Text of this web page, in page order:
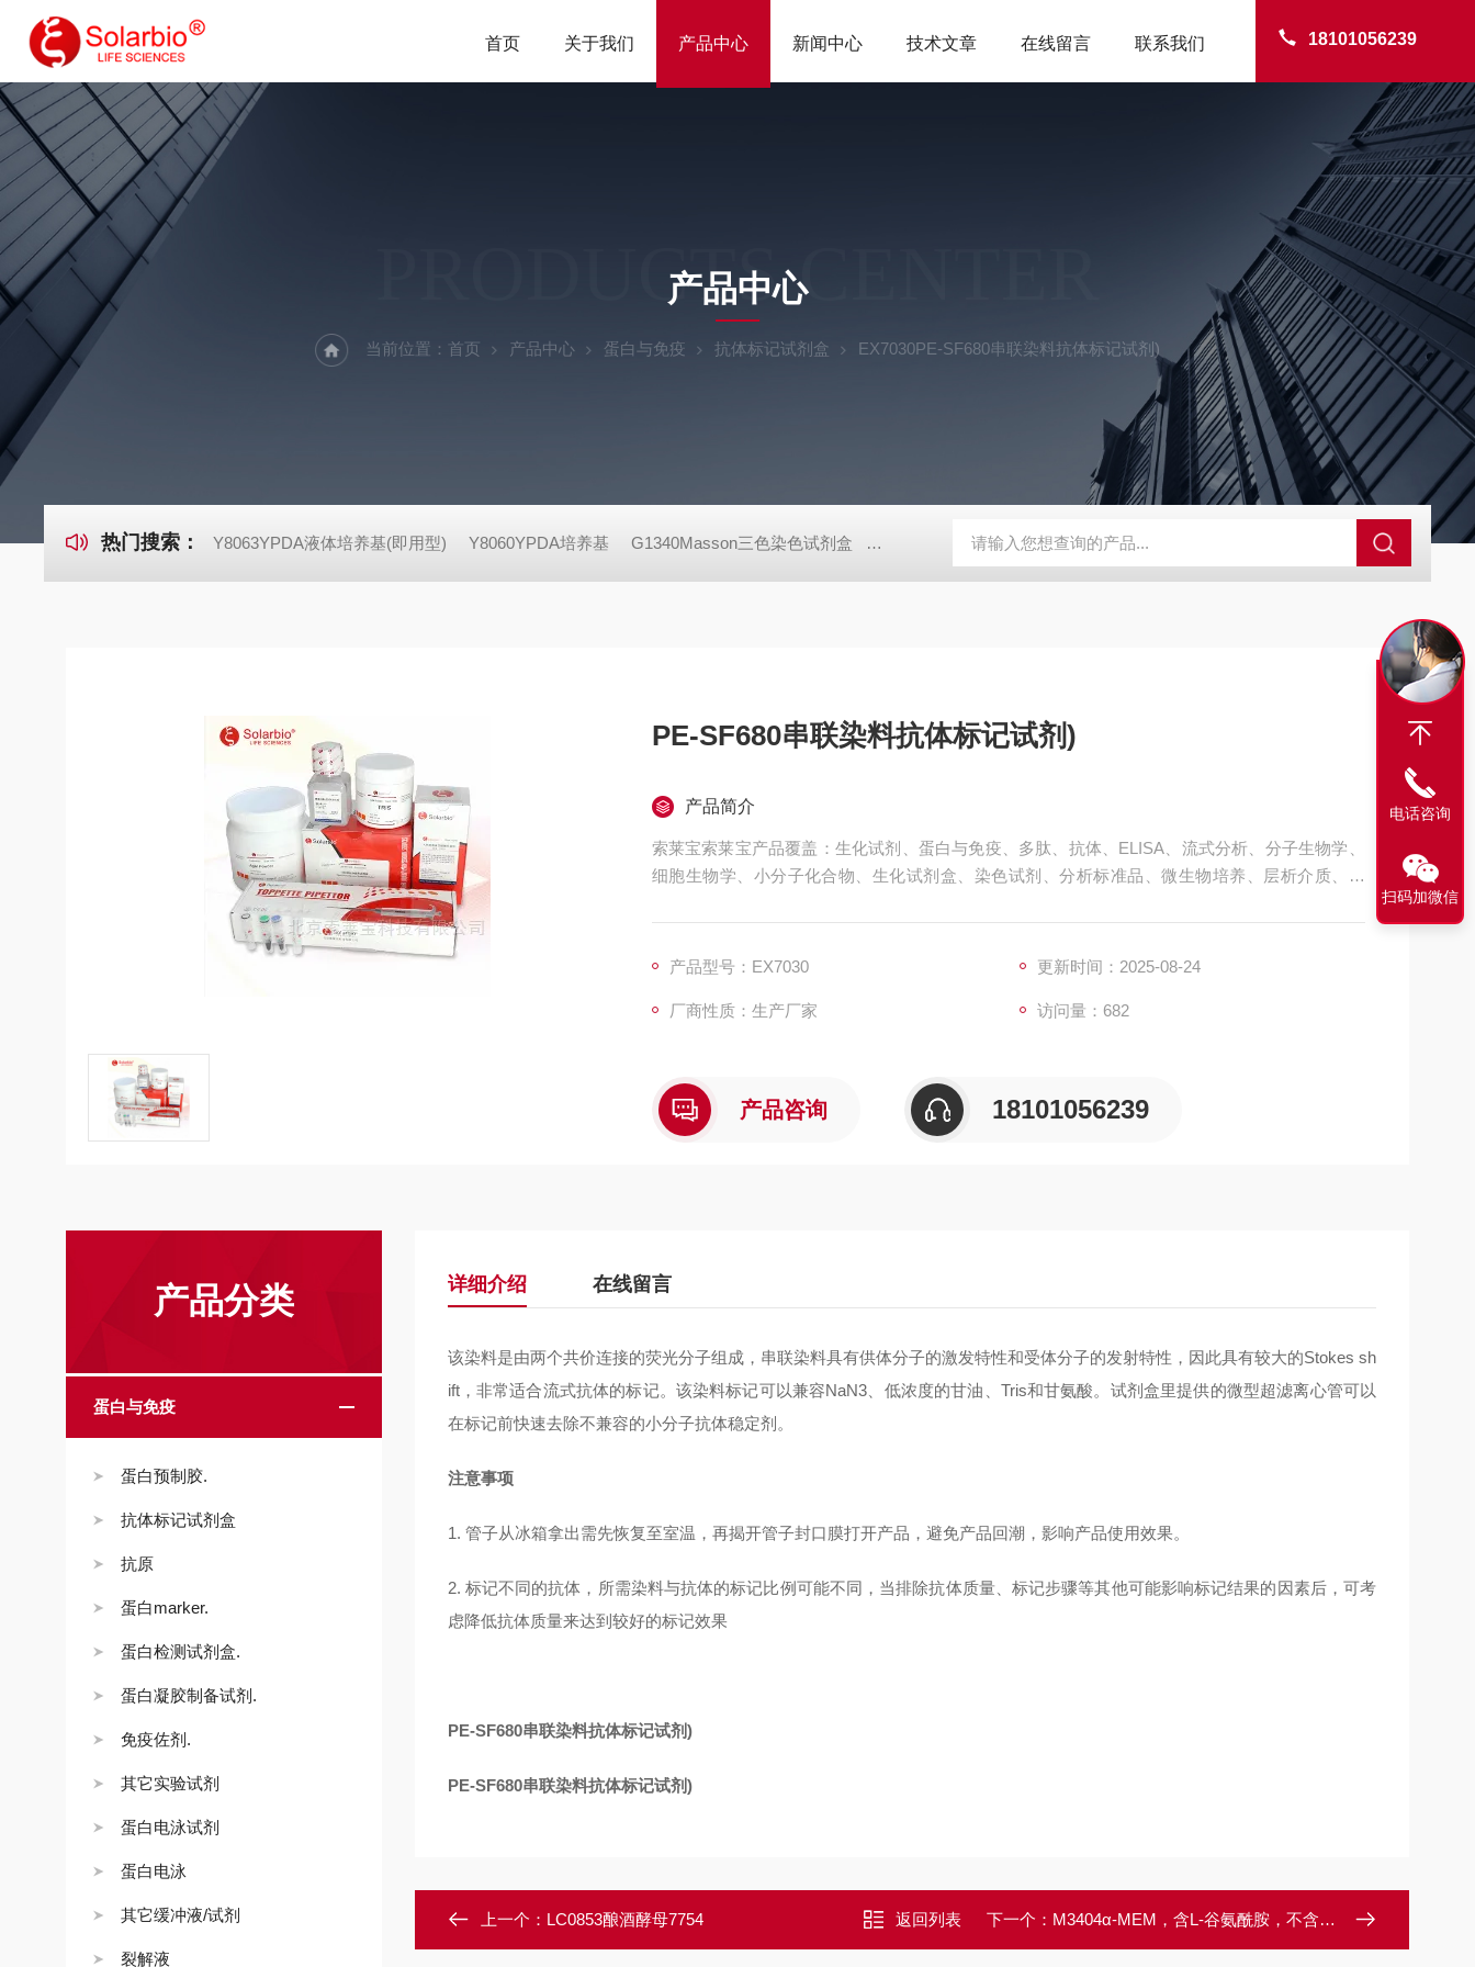
18101056239
首页 关于我们 产品中心 新闻中心 技术文章 在线留言 联系我们
PRODUCTS CENTER
产品中心
当前位置： 首页 产品中心 蛋白与免疫 抗体标记试剂盒 EX7030PE-SF680串联染料抗体标记试剂)
热门搜索： Y8063YPDA液体培养基(即用型) Y8060YPDA培养基 G1340Masson三色染色试剂盒 X8200二甲酚橙 63721-83-5 SALK0012SolarFluor680抗体标记试剂盒 G1064
PE-SF680串联染料抗体标记试剂)
产品简介
索莱宝索莱宝产品覆盖：生化试剂、蛋白与免疫、多肽、抗体、ELISA、流式分析、分子生物学、
细胞生物学、小分子化合物、生化试剂盒、染色试剂、分析标准品、微生物培养、层析介质、磁
产品型号：EX7030 更新时间：2025-08-24
厂商性质：生产厂家 访问量：682
产品咨询 18101056239
产品分类
蛋白与免疫
蛋白预制胶.
抗体标记试剂盒
抗原
蛋白marker.
蛋白检测试剂盒.
蛋白凝胶制备试剂.
免疫佐剂.
其它实验试剂
蛋白电泳试剂
蛋白电泳
其它缓冲液/试剂
裂解液
详细介绍 在线留言
该染料是由两个共价连接的荧光分子组成，串联染料具有供体分子的激发特性和受体分子的发射特性，因此具有较大的Stokes sh
ift，非常适合流式抗体的标记。该染料标记可以兼容NaN3、低浓度的甘油、Tris和甘氨酸。试剂盒里提供的微型超滤离心管可以
在标记前快速去除不兼容的小分子抗体稳定剂。
注意事项
1. 管子从冰箱拿出需先恢复至室温，再揭开管子封口膜打开产品，避免产品回潮，影响产品使用效果。
2. 标记不同的抗体，所需染料与抗体的标记比例可能不同，当排除抗体质量、标记步骤等其他可能影响标记结果的因素后，可考
虑降低抗体质量来达到较好的标记效果
PE-SF680串联染料抗体标记试剂)
PE-SF680串联染料抗体标记试剂)
上一个： LC0853酿酒酵母7754 返回列表 下一个： M3404α-MEM，含L-谷氨酰胺，不含酚红、核苷和脱氧核苷
电话咨询
扫码加微信